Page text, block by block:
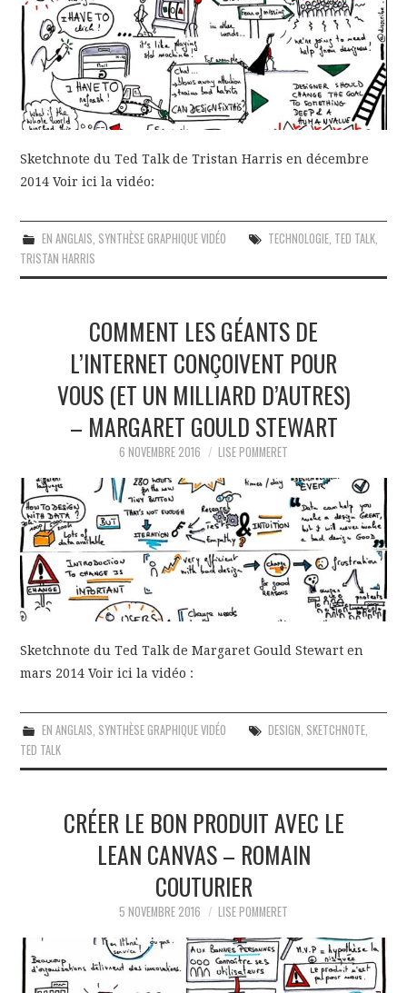
Sketchnote du Ted Talk de Tristan Harris en décembre
2014 Voir ici la vidéo:
EN ANGLAIS SYNTHÈSE GRAPHIQUE VIDÉO TECHNOLOGIE, TED TALK,
TRISTAN HARRIS
COMMENT LES GÉANTS DE
L’INTERNET CONÇOIVENT POUR
VOUS (ET UN MILLIARD D’AUTRES)
– MARGARET GOULD STEWART
6 NOVEMBRE 2016 LISE POMMERET
Sketchnote du Ted Talk de Margaret Gould Stewart en
mars 2014 Voir ici la vidéo :
EN ANGLAIS SYNTHÈSE GRAPHIQUE VIDÉO DESIGN SKETCHNOTE,
TED TALK
CRÉER LE BON PRODUIT AVEC LE
LEAN CANVAS – ROMAIN
COUTURIER
5 NOVEMBRE 2016 LISE POMMERET